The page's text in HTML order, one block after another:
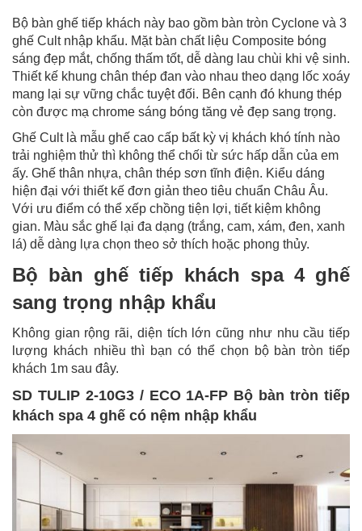
Bộ bàn ghế tiếp khách này bao gồm bàn tròn Cyclone và 3
ghế Cult nhập khẩu. Mặt bàn chất liệu Composite bóng
sáng đẹp mắt, chống thấm tốt, dễ dàng lau chùi khi vệ sinh.
Thiết kế khung chân thép đan vào nhau theo dạng lốc xoáy
mang lại sự vững chắc tuyệt đối. Bên cạnh đó khung thép
còn được mạ chrome sáng bóng tăng vẻ đẹp sang trọng.
Ghế Cult là mẫu ghế cao cấp bất kỳ vị khách khó tính nào
trải nghiệm thử thì không thể chối từ sức hấp dẫn của em
ấy. Ghế thân nhựa, chân thép sơn tĩnh điện. Kiểu dáng
hiện đại với thiết kế đơn giản theo tiêu chuẩn Châu Âu.
Với ưu điểm có thể xếp chồng tiện lợi, tiết kiệm không
gian. Màu sắc ghế lại đa dạng (trắng, cam, xám, đen, xanh
lá) dễ dàng lựa chọn theo sở thích hoặc phong thủy.
Bộ bàn ghế tiếp khách spa 4 ghế
sang trọng nhập khẩu
Không gian rộng rãi, diện tích lớn cũng như nhu cầu tiếp
lượng khách nhiều thì bạn có thể chọn bộ bàn tròn tiếp
khách 1m sau đây.
SD TULIP 2-10G3 / ECO 1A-FP Bộ bàn tròn tiếp
khách spa 4 ghế có nệm nhập khẩu